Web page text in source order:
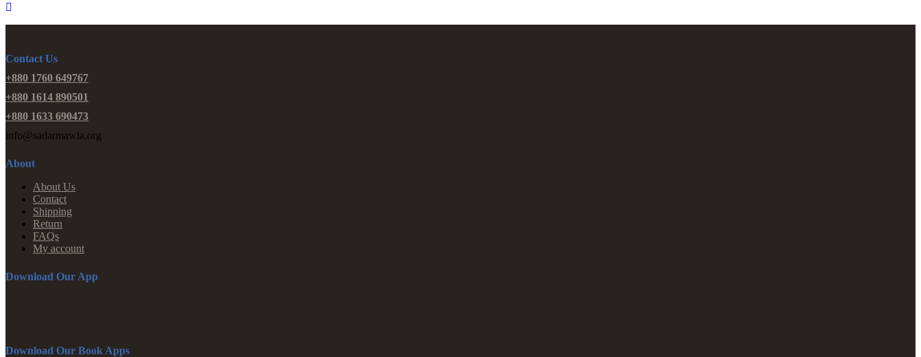
Contact Us
+880 1760 649767
+880 1614 890501
+880 1633 690473
info@sadarmawla.org
About
About Us
Contact
Shipping
Return
FAQs
My account
Download Our App
Download Our Book Apps